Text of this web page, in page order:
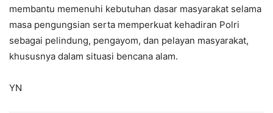
membantu memenuhi kebutuhan dasar masyarakat selama
masa pengungsian serta memperkuat kehadiran Polri
sebagai pelindung, pengayom, dan pelayan masyarakat,
khususnya dalam situasi bencana alam.
YN